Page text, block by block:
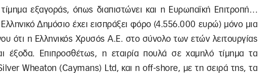
εξαγοράς, όπως διαπιστώνει και η Ευρωπαϊκή Επιτροπή…
Δημόσιο έχει εισπράξει φόρο (4.556.000 ευρώ) μόνο μια
ότι η Ελληνικός Χρυσός Α.Ε. στο σύνολο των ετών λειτουργίας
έξοδα. Επιπροσθέτως, η εταιρία πουλά σε χαμηλό τίμημα τα
Wheaton (Caymans) Ltd, και η off-shore, με τη σειρά της, τα